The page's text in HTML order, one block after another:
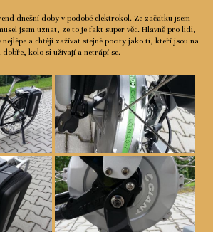
dnešní doby v podobě elektrokol. Ze začátku jsem
jsem uznat, ze to je fakt super věc. Hlavně pro lidi,
nejlépe a chtějí zažívat stejné pocity jako ti, kteří jsou na
dobře, kolo si užívají a netrápí se.